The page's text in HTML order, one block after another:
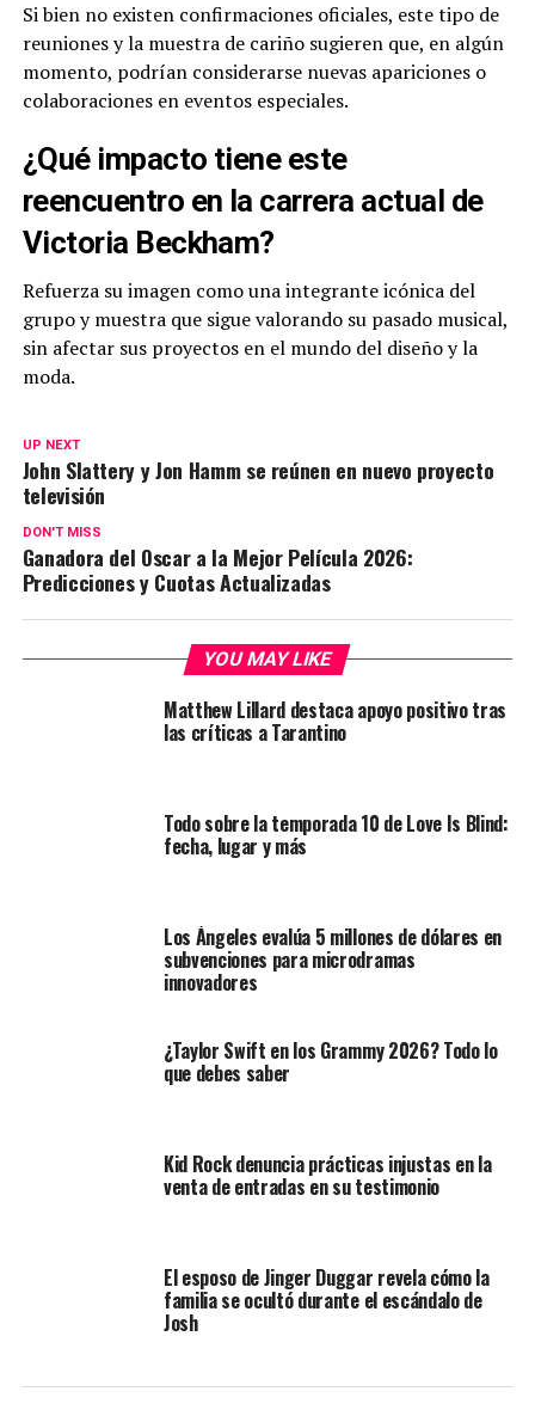
Si bien no existen confirmaciones oficiales, este tipo de
reuniones y la muestra de cariño sugieren que, en algún
momento, podrían considerarse nuevas apariciones o
colaboraciones en eventos especiales.
¿Qué impacto tiene este
reencuentro en la carrera actual de
Victoria Beckham?
Refuerza su imagen como una integrante icónica del
grupo y muestra que sigue valorando su pasado musical,
sin afectar sus proyectos en el mundo del diseño y la
moda.
UP NEXT
John Slattery y Jon Hamm se reúnen en nuevo proyecto
televisión
DON'T MISS
Ganadora del Oscar a la Mejor Película 2026:
Predicciones y Cuotas Actualizadas
YOU MAY LIKE
Matthew Lillard destaca apoyo positivo tras
las críticas a Tarantino
Todo sobre la temporada 10 de Love Is Blind:
fecha, lugar y más
Los Ángeles evalúa 5 millones de dólares en
subvenciones para microdramas
innovadores
¿Taylor Swift en los Grammy 2026? Todo lo
que debes saber
Kid Rock denuncia prácticas injustas en la
venta de entradas en su testimonio
El esposo de Jinger Duggar revela cómo la
familia se ocultó durante el escándalo de
Josh